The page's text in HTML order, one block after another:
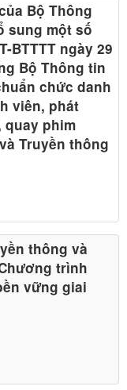
Bộ Thông
sung một số
BTTTT ngày 29
Bộ Thông tin
chức danh
viên, phát
quay phim
Truyền thông
thông và
trình
vững giai